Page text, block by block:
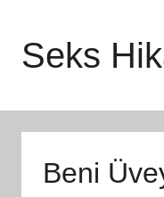
Seks
Beni